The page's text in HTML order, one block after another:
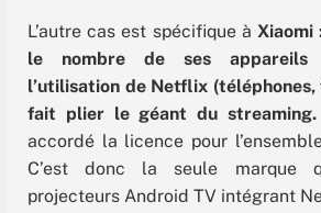
L’autre cas est spécifique àXiaomi
le nombre de ses appareils
l’utilisation de Netflix (
fait plier le géant du streaming.
accordé la licence pour
C’est donc la seule marque
projecteurs Android TV intégrant